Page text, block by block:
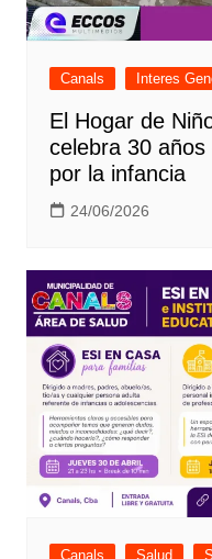
Canals Interes
El Hogar de
celebra 30
por la infancia
24/06/2026
Canals Salud